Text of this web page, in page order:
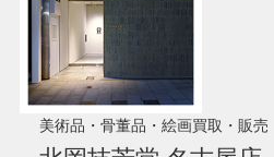
美術品・骨董品・絵画買取・販売